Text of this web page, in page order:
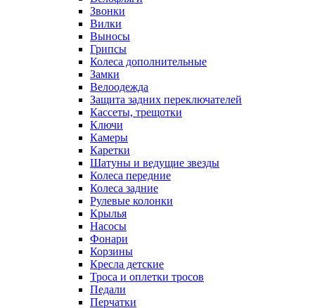
Звонки
Вилки
Выносы
Грипсы
Колеса дополнительные
Замки
Велоодежда
Защита задних переключателей
Кассеты, трещотки
Ключи
Камеры
Каретки
Шатуны и ведущие звезды
Колеса передние
Колеса задние
Рулевые колонки
Крылья
Насосы
Фонари
Корзины
Кресла детские
Троса и оплетки тросов
Педали
Перчатки